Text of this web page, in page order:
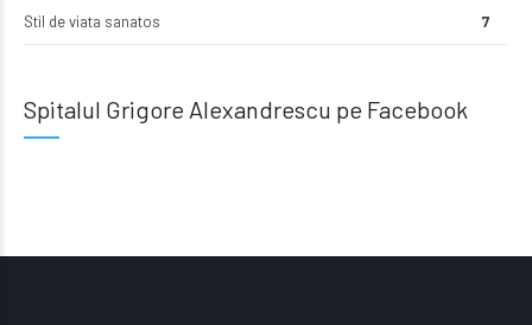
Stil de viata sanatos 7
Spitalul Grigore Alexandrescu pe Facebook